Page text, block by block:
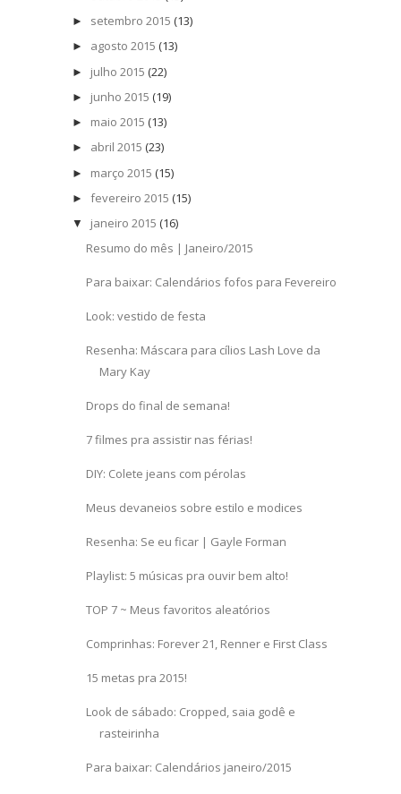
► setembro 2015 (13)
► agosto 2015 (13)
► julho 2015 (22)
► junho 2015 (19)
► maio 2015 (13)
► abril 2015 (23)
► março 2015 (15)
► fevereiro 2015 (15)
▼ janeiro 2015 (16)
Resumo do mês | Janeiro/2015
Para baixar: Calendários fofos para Fevereiro
Look: vestido de festa
Resenha: Máscara para cílios Lash Love da
Mary Kay
Drops do final de semana!
7 filmes pra assistir nas férias!
DIY: Colete jeans com pérolas
Meus devaneios sobre estilo e modices
Resenha: Se eu ficar | Gayle Forman
Playlist: 5 músicas pra ouvir bem alto!
TOP 7 ~ Meus favoritos aleatórios
Comprinhas: Forever 21, Renner e First Class
15 metas pra 2015!
Look de sábado: Cropped, saia godê e
rasteirinha
Para baixar: Calendários janeiro/2015